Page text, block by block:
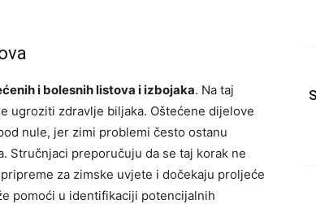
i bolesnih listova i izbojaka. Na taj
ugroziti zdravlje biljaka. Oštećene dijelove
nule, jer zimi problemi često ostanu
Stručnjaci preporučuju da se taj korak ne
za zimske uvjete i dočekaju proljeće
pomoći u identifikaciji potencijalnih